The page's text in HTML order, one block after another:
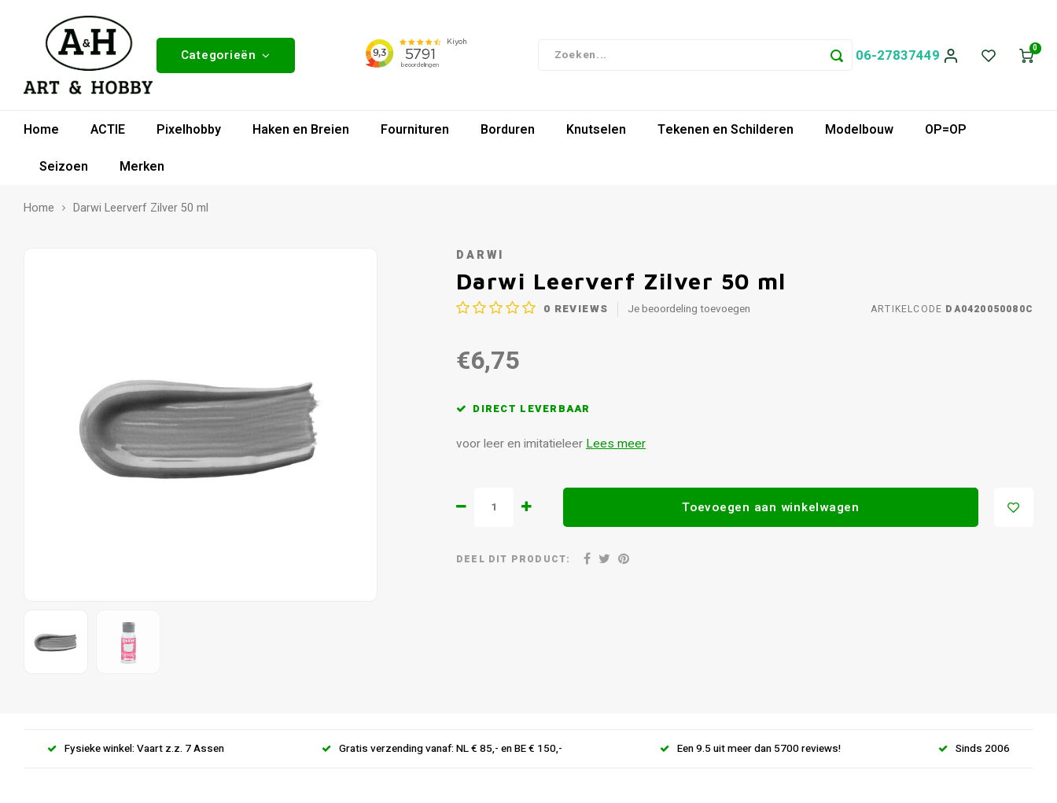
Categorieën 06-27837449 0
Home ACTIE Pixelhobby Haken en Breien Fournituren Borduren Knutselen Tekenen en Schilderen Modelbouw
OP=OP
Seizoen
Merken
Home Darwi Leerverf Zilver 50 ml
DARWI
Darwi Leerverf Zilver 50 ml
0 REVIEWS Je beoordeling toevoegen ARTIKELCODE DA0420050080C
€6,75
DIRECT LEVERBAAR
voor leer en imitatieleerLees meer
Toevoegen aan winkelwagen
DEEL DIT PRODUCT:
Fysieke winkel: Vaart z.z. 7 Assen Gratis verzending vanaf: NL € 85,- en BE € 150,- Een 9.5 uit meer dan 5700 reviews! Sinds 2006